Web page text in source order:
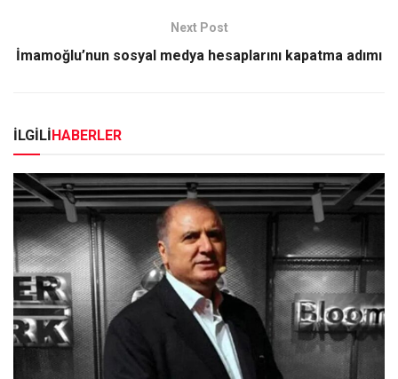
Next Post
İmamoğlu’nun sosyal medya hesaplarını kapatma adımı
İLGİLİ HABERLER